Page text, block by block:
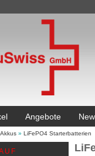
Angebote
Akkus » LiFePO4 Starterbatterien